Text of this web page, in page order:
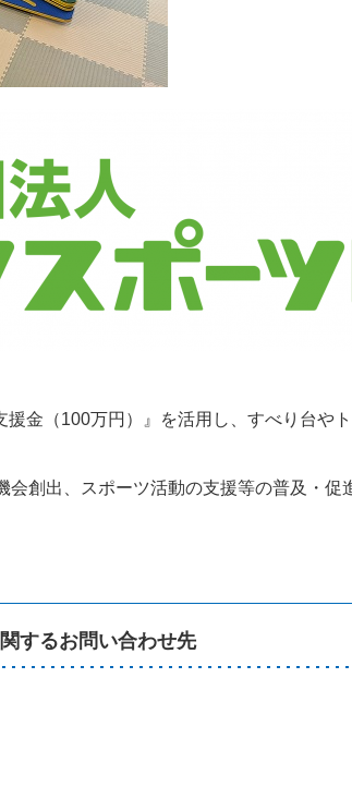
金（100万円）』を活用し、すべり台や
創出、スポーツ活動の支援等の普及・促
するお問い合わせ先